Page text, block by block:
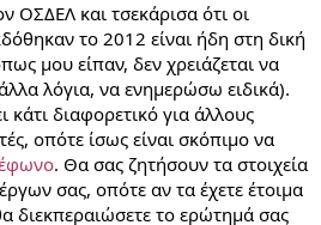
ΟΣΔΕΛ και τσεκάρισα ότι οι
το 2012 είναι ήδη στη δική
μου είπαν, δεν χρειάζεται να
λόγια, να ενημερώσω ειδικά).
κάτι διαφορετικό για άλλους
οπότε ίσως είναι σκόπιμο να
. Θα σας ζητήσουν τα στοιχεία
σας, οπότε αν τα έχετε έτοιμα
διεκπεραιώσετε το ερώτημά σας